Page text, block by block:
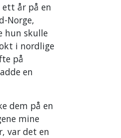
ett år på en
Norge,
hun skulle
i nordlige
på
en
dem på en
mine
var det en